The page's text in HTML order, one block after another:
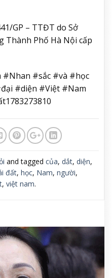
GP – TTĐT do Sở
Thành Phố Hà Nội cấp
#Nhan #sắc #và #học
#diện #Việt #Nam
and tagged của, dắt, diện,
đất, học, Nam, người,
, việt nam.